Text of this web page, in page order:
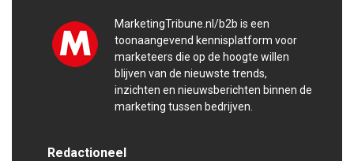
MarketingTribune.nl/b2b is een
toonaangevend kennisplatform voor
marketeers die op de hoogte willen
blijven van de nieuwste trends,
inzichten en nieuwsberichten binnen de
marketing tussen bedrijven.
Redactioneel